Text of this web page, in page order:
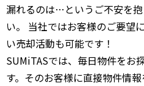
漏れるのは…というご不安を
い。 当社ではお客様のご要望
い売却活動も可能です！
SUMiTASでは、毎日物件をお
す。そのお客様に直接物件情